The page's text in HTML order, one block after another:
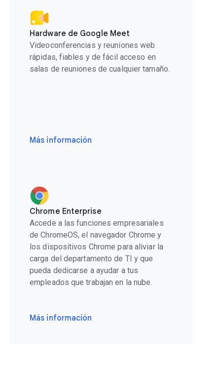
Hardware de Google Meet
Videoconferencias y reuniones web
rápidas, fiables y de fácil acceso en
salas de reuniones de cualquier tamaño.
Más información
Chrome Enterprise
Accede a las funciones empresariales
de ChromeOS, el navegador Chrome y
los dispositivos Chrome para aliviar la
carga del departamento de TI y que
pueda dedicarse a ayudar a tus
empleados que trabajan en la nube.
Más información